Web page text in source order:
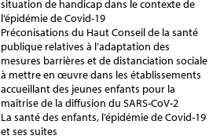
situation de handicap dans le contexte de
l’épidémie de Covid-19
Préconisations du Haut Conseil de la santé
publique relatives à l’adaptation des
mesures barrières et de distanciation sociale
à mettre en œuvre dans les établissements
accueillant des jeunes enfants pour la
maîtrise de la diffusion du SARS-CoV-2
La santé des enfants, l’épidémie de Covid-19
et ses suites